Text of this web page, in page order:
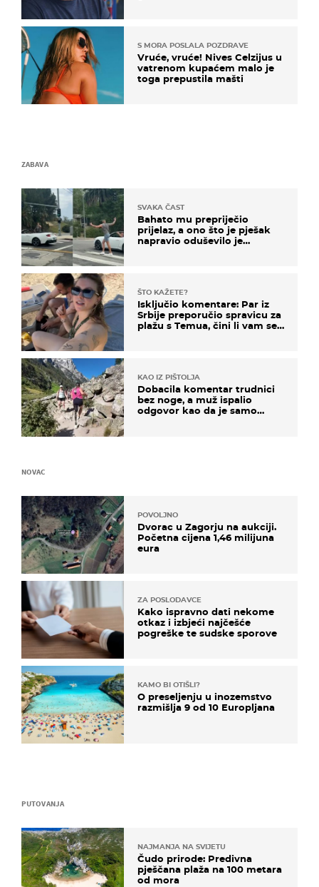
S MORA POSLALA POZDRAVE
Vruće, vruće! Nives Celzijus u
vatrenom kupaćem malo je
toga prepustila mašti
ZABAVA
SVAKA ČAST
Bahato mu prepriječio
prijelaz, a ono što je pješak
napravio oduševilo je
ŠTO KAŽETE?
Isključio komentare: Par iz
Srbije preporučio spravicu za
plažu s Temua, čini li vam se
KAO IZ PIŠTOLJA
Dobacila komentar trudnici
bez noge, a muž ispalio
odgovor kao da je samo
PUTOVANJA
NAJMANJA NA SVIJETU
Čudo prirode: Predivna
pješčana plaža na 100 metara
od mora
NOVAC
POVOLJNO
Dvorac u Zagorju na aukciji.
Početna cijena 1,46 milijuna
eura
ZA POSLODAVCE
Kako ispravno dati nekome
otkaz i izbjeći najčešće
pogreške te sudske sporove
KAMO BI OTIŠLI?
O preseljenju u inozemstvo
razmišlja 9 od 10 Europljana